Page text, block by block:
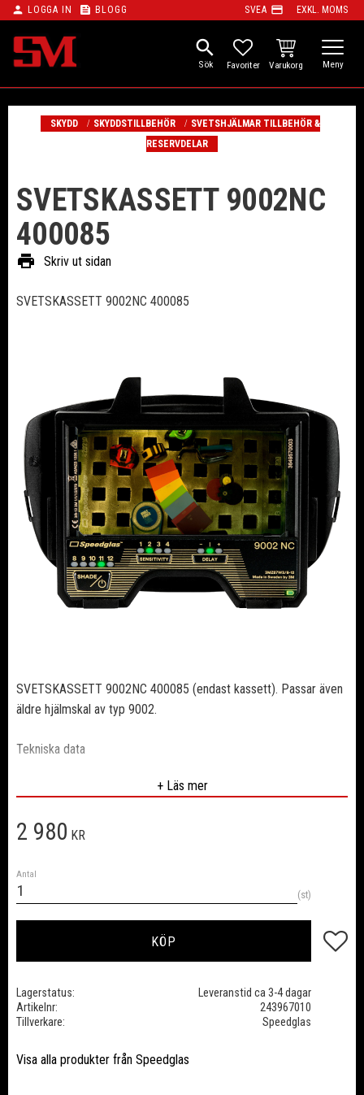
Meny
person LOGGA IN feed BLOGG SVEA payment EXKL. MOMS
search
FAVORITER
KUNDVAGN
SKYDD SKYDDSTILLBEHÖR
SVETSHJÄLMAR TILLBEHÖR &
RESERVDELAR
SVETSKASSETT 9002NC
400085
print Skriv ut sidan
SVETSKASSETT 9002NC 400085
SVETSKASSETT 9002NC 400085 (endast kassett). Passar även
äldre hjälmskal av typ 9002.
Tekniska data
1 / 1 / 1 / 2
Omslagstid mörk - ljus
Siktyta
Ljust läge
Ca 2000 timmar
+ Läs mer
2 980 KR
Antal
st
KÖP Lägg
Lagerstatus
Leveranstid ca 3-4 dagar
Artikelnr
243967010
Tillverkare
Speedglas
Visa alla produkter från Speedglas